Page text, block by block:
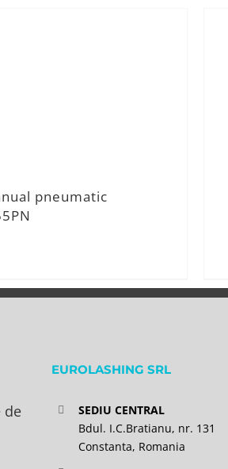
pneumatic
de
EUROLASHING SRL
SEDIU CENTRAL
Bdul. I.C.Bratianu, nr. 131
Constanta, Romania